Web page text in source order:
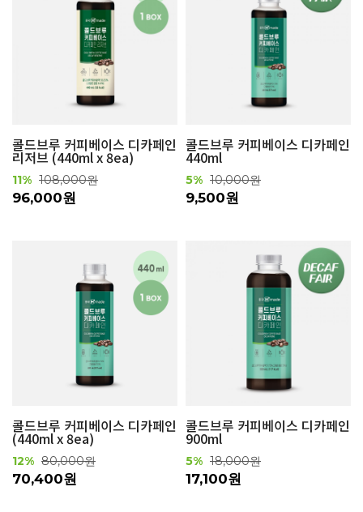
콜드브루 커피베이스 디카페인
리저브 (440ml x 8ea)
11% 108,000원
96,000원
콜드브루 커피베이스 디카페인
440ml
5% 10,000원
9,500원
콜드브루 커피베이스 디카페인
(440ml x 8ea)
12% 80,000원
70,400원
콜드브루 커피베이스 디카페인
900ml
5% 18,000원
17,100원